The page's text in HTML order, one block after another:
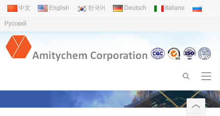
中文 English 한국어 Deutsch Italiano
Pусский